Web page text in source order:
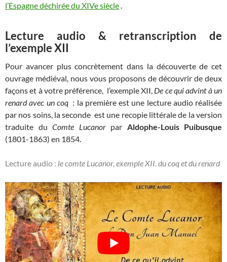
l’Espagne déchirée du XIVe siècle.
Lecture audio & retranscription de
l’exemple XII
Pour avancer plus concrètement dans la découverte de cet
ouvrage médiéval, nous vous proposons de découvrir de deux
façons et à votre préférence, l’exemple XII, De ce qui advint à un
renard avec un coq : la première est une lecture audio réalisée
par nos soins, la seconde est une recopie littérale de la version
traduite du Comte Lucanorpar Aldophe-Louis Puibusque
(1801-1863) en 1854.
Lecture audio : le comte Lucanor, exemple XII. du coq et du renard